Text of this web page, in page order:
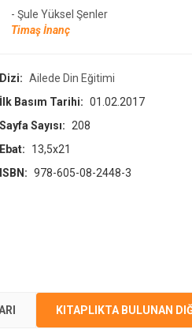
- Şule Yüksel Şenler
Timaş İnanç
Dizi: Ailede Din Eğitimi
İlk Basım Tarihi: 01.02.2017
Sayfa Sayısı:
208
Ebat:
13,5x21
ISBN: 978-605-08-2448-3
KITAPLIKTA BULUNAN